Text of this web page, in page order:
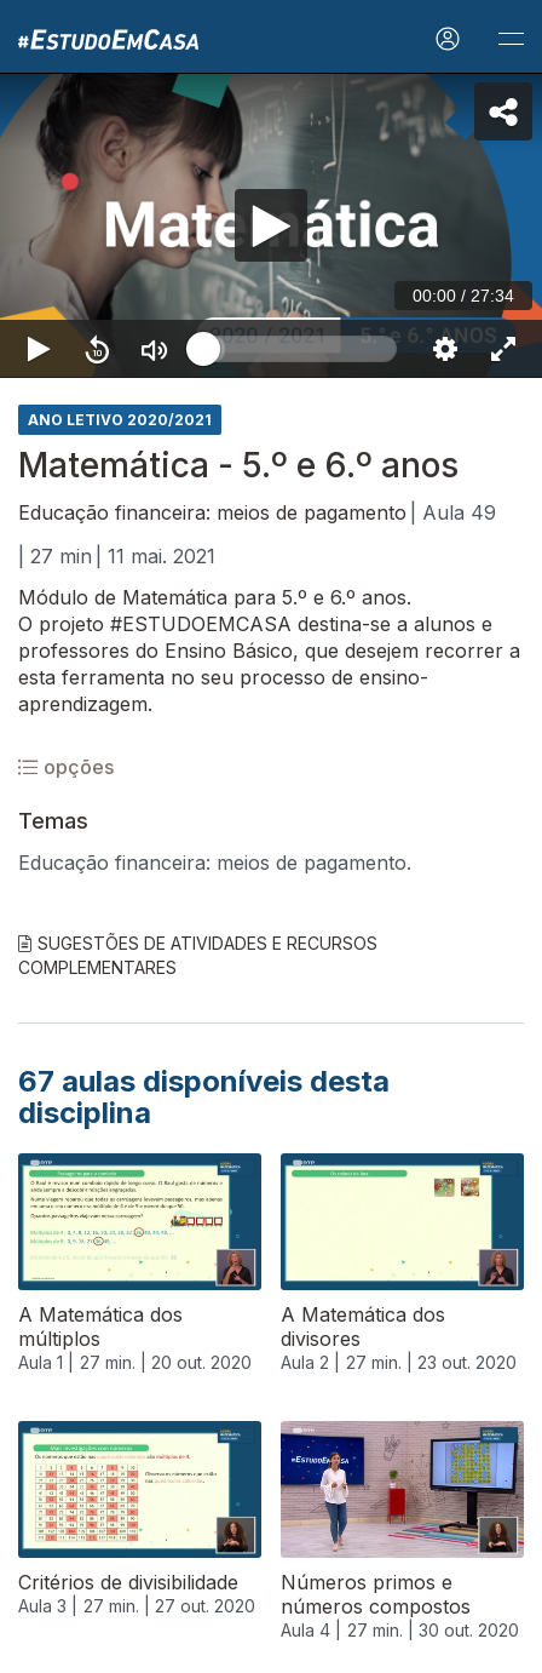
00:00 / 27:34
ANO LETIVO 2020/2021
Matemática - 5.º e 6.º anos
Educação financeira: meios de pagamento
| Aula 49
| 27 min
| 11 mai. 2021
Módulo de Matemática para 5.º e 6.º anos.
O projeto #ESTUDOEMCASA destina-se a alunos e
professores do Ensino Básico, que desejem recorrer a
esta ferramenta no seu processo de ensino-
aprendizagem.
opções
Temas
Educação financeira: meios de pagamento.
SUGESTÕES DE ATIVIDADES E RECURSOS
COMPLEMENTARES
67 aulas disponíveis desta
disciplina
A Matemática dos
múltiplos
Aula 1 | 27 min. | 20 out. 2020
A Matemática dos
divisores
Aula 2 | 27 min. | 23 out. 2020
Critérios de divisibilidade
Aula 3 | 27 min. | 27 out. 2020
Números primos e
números compostos
Aula 4 | 27 min. | 30 out. 2020